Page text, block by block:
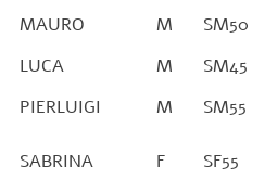
MAURO M
SM50
LUCA M
SM45
PIERLUIGI M SM55
SABRINA F SF55